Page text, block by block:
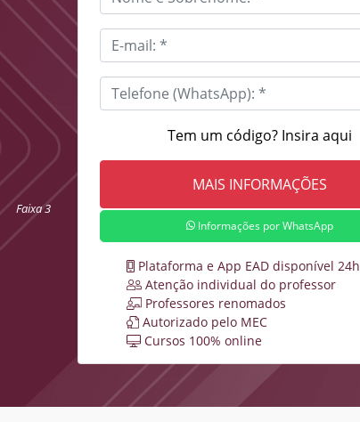
Faixa 3
Tem um código? Insira aqui
Informações por WhatsApp
Plataforma e App EAD disponível 24h
Atenção individual do professor
Professores renomados
Autorizado pelo MEC
Cursos 100% online